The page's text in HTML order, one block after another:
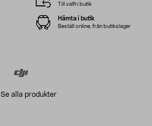
Se alla produkter
Till valfri butik
Hämta i butik
Beställ online, från butikslager